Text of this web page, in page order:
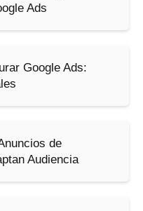
Ads
Google Ads:
de
Audiencia